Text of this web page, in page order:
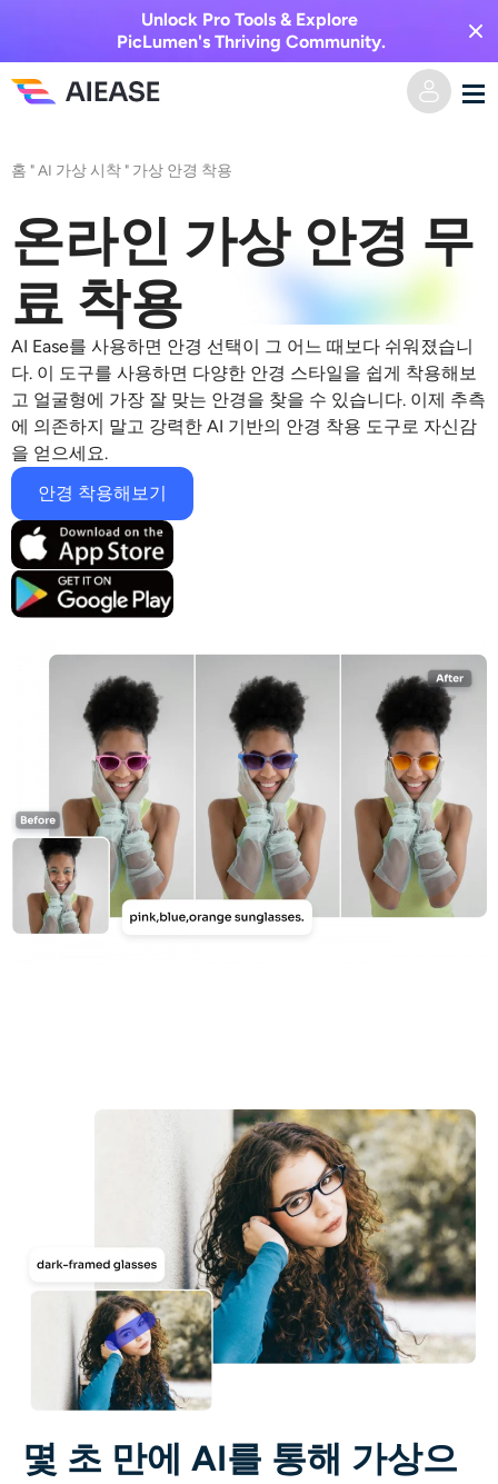
Unlock Pro Tools & Explore
PicLumen's Thriving Community.
AI 비디오
텍스트를 비디오로
이미지를 비디오로
비디오 효과
AI 키스 생성기
AI 포옹 생성기
AI 댄스 생성기
Sora 2.0 Kling 2.6 Pro Kling 2.1 Master Hailuo 2.3
Wan 2.5
비디오 효과
AI 이미지
이미지 변환
텍스트를 이미지로
Seedream 5.0 프로
나노 바나나 플럭스 Kontext
AI 도구
사진 편집 및 제작 도구
사진 인핸서
개체 제거기
워터마크 리무버
배경 제거제
AI 배경
사진 복원
AI 익스텐더
옷 교환기
AI 베이비
AI 필터
헤드샷 생성기 프로
가격
홈 "AI 가상 시착 " 가상 안경 착용
온라인 가상 안경 무
료 착용
AI Ease를 사용하면 안경 선택이 그 어느 때보다 쉬워졌습니
다. 이 도구를 사용하면 다양한 안경 스타일을 쉽게 착용해보
고 얼굴형에 가장 잘 맞는 안경을 찾을 수 있습니다. 이제 추측
에 의존하지 말고 강력한 AI 기반의 안경 착용 도구로 자신감
을 얻으세요.
안경 착용해보기
몇 초 만에 AI를 통해 가상으